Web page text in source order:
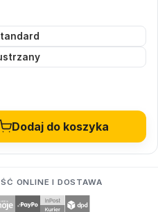
Dodaj do koszyka
ONLINE I DOSTAWA